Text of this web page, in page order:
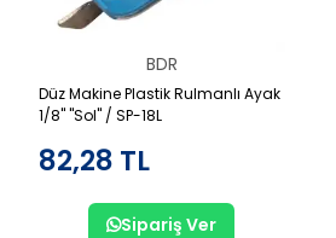
BDR
Düz Makine Plastik Rulmanlı Ayak
1/8" "Sol" / SP-18L
82,28 TL
Sipariş Ver